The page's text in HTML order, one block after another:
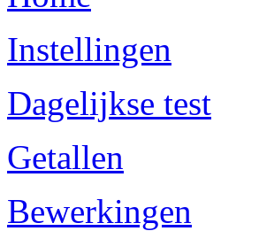
Instellingen
Dagelijkse test
Getallen
Bewerkingen